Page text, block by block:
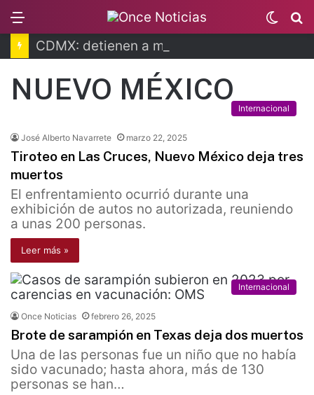
Switch
skin
NUEVO MÉXICO
Internacional
José Alberto Navarrete marzo 22, 2025
Tiroteo en Las Cruces, Nuevo México deja tres
muertos
El enfrentamiento ocurrió durante una
exhibición de autos no autorizada, reuniendo
a unas 200 personas.
Leer más »
Internacional
Once Noticias febrero 26, 2025
Brote de sarampión en Texas deja dos muertos
Una de las personas fue un niño que no había
sido vacunado; hasta ahora, más de 130
personas se han…